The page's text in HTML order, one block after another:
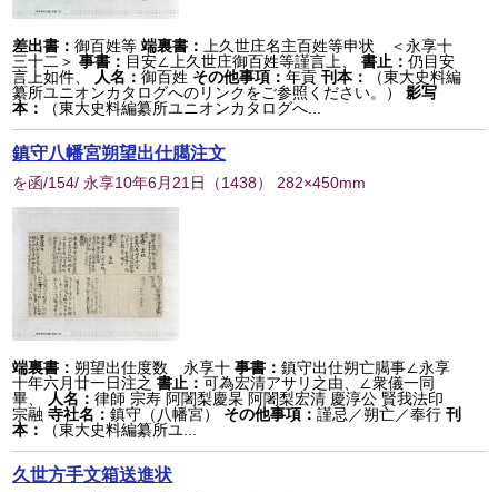
差出書：御百姓等 端裏書：
上久世庄名主百姓等申状 ＜永享十
三十二＞ 事書： 目安∠上久世庄御百姓等謹言上、 書止：仍目安
言上如件、
人名：御百姓 その他事項：年貢 刊本：
（東大史料編
纂所ユニオンカタログへのリンクをご参照ください。）
影写
本：
（東大史料編纂所ユニオンカタログへ...
鎮守八幡宮朔望出仕臈注文
を函/154/ 永享10年6月21日 （1438） 282×450mm
端裏書：朔望出仕度数 永享十 事書：鎮守出仕朔亡臈事∠永享
十年六月廿一日注之 書止：可為宏清アサリ之由、∠衆儀一同
畢、
人名：律師 宗寿 阿闍梨慶杲 阿闍梨宏清 慶淳公 賢我法印
宗融 寺社名：鎮守（八幡宮） その他事項：謹忌／朔亡／奉行 刊
本：
（東大史料編纂所ユ...
久世方手文箱送進状